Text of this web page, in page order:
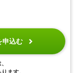
申込む